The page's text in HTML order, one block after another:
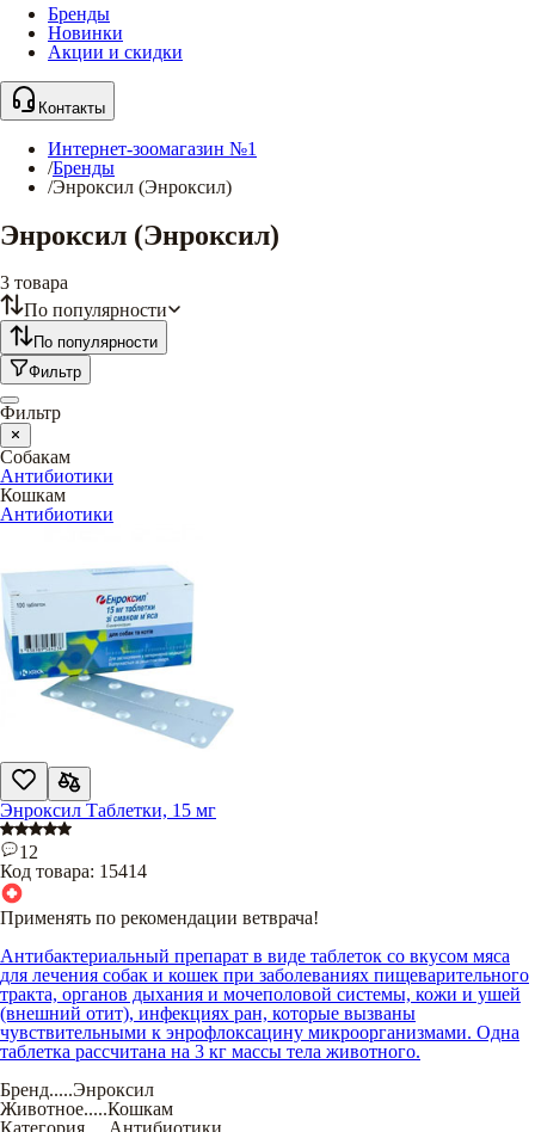
Бренды
Новинки
Акции и скидки
Контакты
Интернет-зоомагазин №1
/Бренды
/Энроксил (Энроксил)
Энроксил (Энроксил)
3 товара
По популярности
По популярности
Фильтр
Фильтр
Собакам
Антибиотики
Кошкам
Антибиотики
Энроксил Таблетки, 15 мг
12
Код товара: 15414
Применять по рекомендации ветврача!
Антибактериальный препарат в виде таблеток со вкусом мяса
для лечения собак и кошек при заболеваниях пищеварительного
тракта, органов дыхания и мочеполовой системы, кожи и ушей
(внешний отит), инфекциях ран, которые вызваны
чувствительными к энрофлоксацину микроорганизмами. Одна
таблетка рассчитана на 3 кг массы тела животного.
Бренд.....Энроксил
Животное.....Кошкам
Категория
Антибиотики